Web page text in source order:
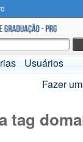
Usuários
Fazer
tag